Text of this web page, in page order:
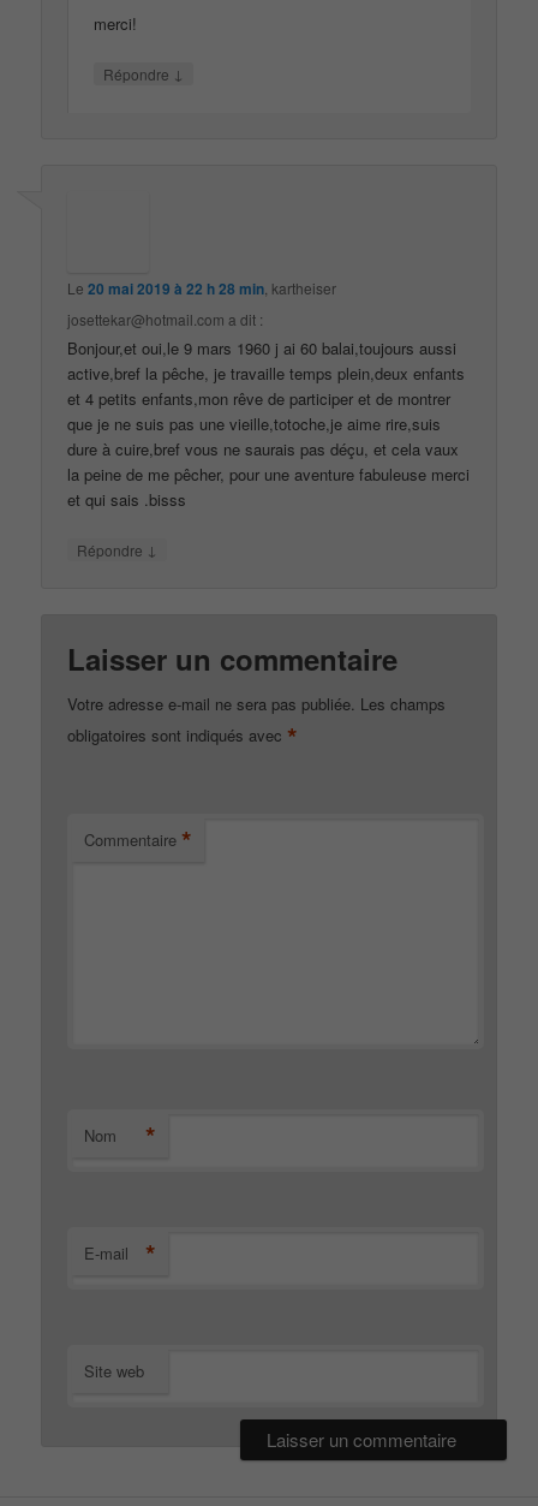
merci!
Répondre ↓
Le20 mai 2019 à 22 h 28 min kartheiser
josettekar@hotmail.com a dit :
Bonjour,et oui,le 9 mars 1960 j ai 60 balai,toujours aussi
active,bref la pêche, je travaille temps plein,deux enfants
et 4 petits enfants,mon rêve de participer et de montrer
que je ne suis pas une vieille,totoche,je aime rire,suis
dure à cuire,bref vous ne saurais pas déçu, et cela vaux
la peine de me pêcher, pour une aventure fabuleuse merci
et qui sais .bisss
Répondre ↓
Laisser un commentaire
Votre adresse e-mail ne sera pas publiée. Les champs
obligatoires sont indiqués avec *
Commentaire *
Nom *
E-mail *
Site web